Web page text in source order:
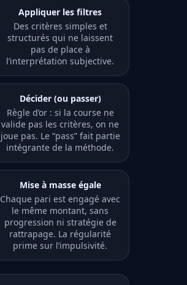
Appliquer les filtres
Des critères simples et
structurés qui ne laissent
pas de place à
l’interprétation subjective.
Décider (ou passer)
Règle d’or : si la course ne
valide pas les critères, on ne
joue pas. Le “pass” fait partie
intégrante de la méthode.
Mise à masse égale
Chaque pari est engagé avec
le même montant, sans
progression ni stratégie de
rattrapage. La régularité
prime sur l’impulsivité.